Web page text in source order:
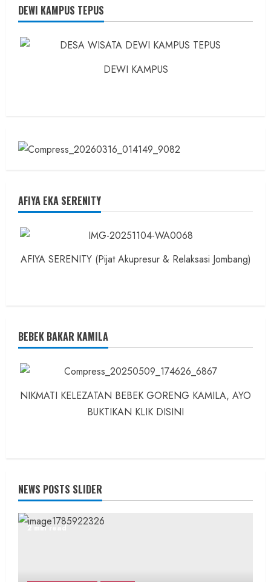
dan
Dokter
dan
DEWI KAMPUS TEPUS
DEWI KAMPUS
AFIYA EKA SERENITY
AFIYA SERENITY (Pijat Akupresur & Relaksasi Jombang)
BEBEK BAKAR KAMILA
NIKMATI KELEZATAN BEBEK GORENG KAMILA, AYO
BUKTIKAN KLIK DISINI
NEWS POSTS SLIDER
2 min read